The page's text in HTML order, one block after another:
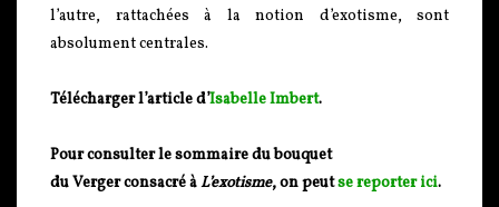
l’autre, rattachées à la notion d’exotisme, sont
absolument centrales.
Télécharger l’article d’Isabelle Imbert.
Pour consulter le sommaire du bouquet
du Verger consacré àL’exotisme, on peutse reporter ici.